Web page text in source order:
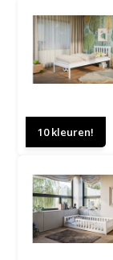
10 kleuren!